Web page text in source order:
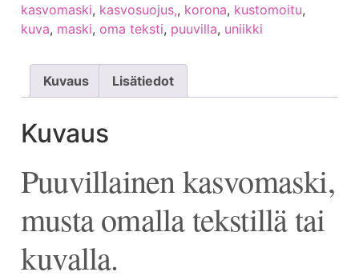
kasvomaski, kasvosuojus,, korona, kustomoitu,
kuva, maski, oma teksti, puuvilla, uniikki
Kuvaus Lisätiedot
Kuvaus
Puuvillainen kasvomaski,
musta omalla tekstillä tai
kuvalla.